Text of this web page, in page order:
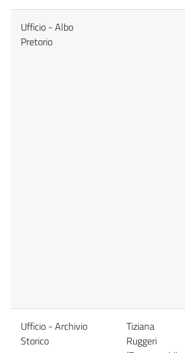
Ufficio - Albo
Pretorio
Ufficio - Archivio
Storico
Tiziana
Ruggeri